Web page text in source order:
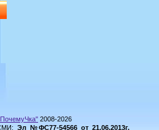
2008-2026
Эл №ФС77-54566 от 21.06.2013г.